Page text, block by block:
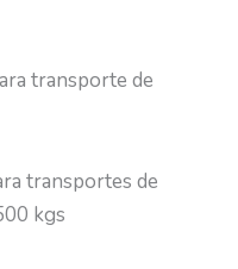
transporte de
transportes de
kgs